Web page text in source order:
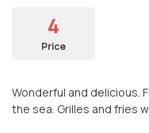
4
Price
Wonderful and delicious.
the sea. Grilles and fries